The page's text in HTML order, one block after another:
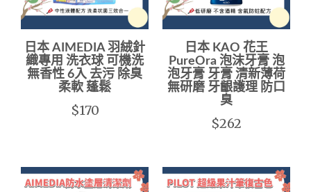
日本 AIMEDIA 羽絨針
織專用 洗衣球 可機洗
無香性 6入 去污 除臭
柔軟 蓬鬆
$170
日本 KAO 花王
PureOra 泡沫牙膏 泡
泡牙膏 牙膏 清新薄荷
無研磨 牙齦護理 防口
臭
$262